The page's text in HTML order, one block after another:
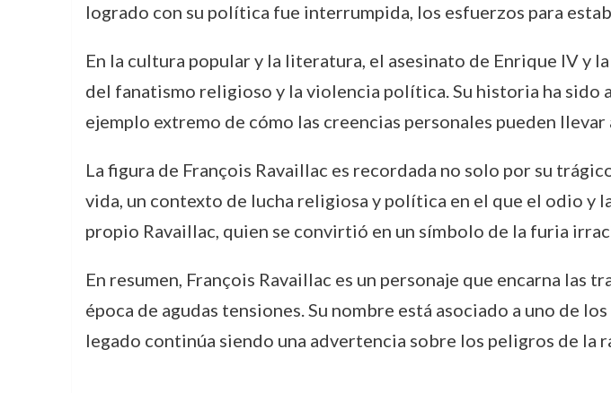
logrado con su política fue interrumpida, los esfuerzos para
En la cultura popular y la literatura, el asesinato de Enrique IV y
del fanatismo religioso y la violencia política. Su historia ha sido
ejemplo extremo de cómo las creencias personales pueden
La figura de François Ravaillac es recordada no solo por su
vida, un contexto de lucha religiosa y política en el que el odio y
propio Ravaillac, quien se convirtió en un símbolo de la furia
En resumen, François Ravaillac es un personaje que encarna
época de agudas tensiones. Su nombre está asociado a uno de
legado continúa siendo una advertencia sobre los peligros de la